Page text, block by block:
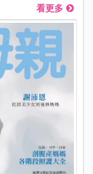
看更多